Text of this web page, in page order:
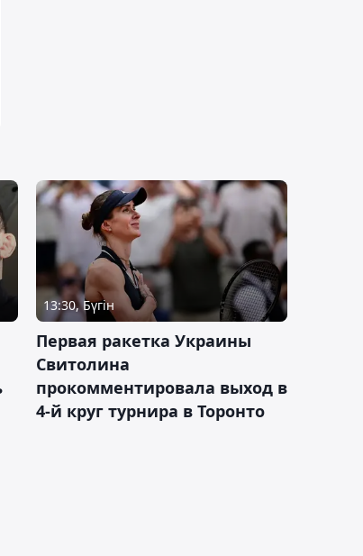
13:30, Бүгін
Первая ракетка Украины
Свитолина
прокомментировала выход в
4-й круг турнира в Торонто